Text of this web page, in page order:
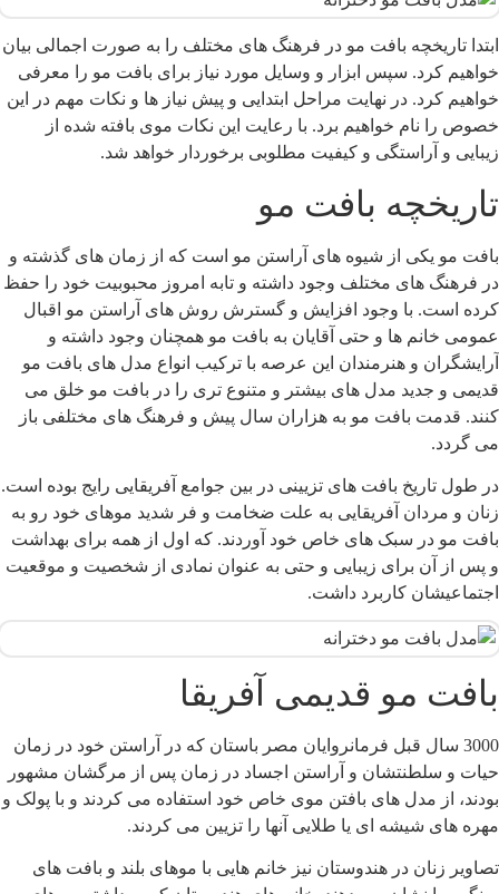
تاریخچه بافت مو در فرهنگ های مختلف را به صورت اجمالی بیان
کرد. سپس ابزار و وسایل مورد نیاز برای بافت مو را معرفی
کرد. در نهایت مراحل ابتدایی و پیش نیاز ها و نکات مهم در این
را نام خواهیم برد. با رعایت این نکات موی بافته شده از
و آراستگی و کیفیت مطلوبی برخوردار خواهد شد.
بافت مو
مو یکی از شیوه های آراستن مو است که از زمان های گذشته و
فرهنگ های مختلف وجود داشته و تابه امروز محبوبیت خود را حفظ
است. با وجود افزایش و گسترش روش های آراستن مو اقبال
خانم ها و حتی آقایان به بافت مو همچنان وجود داشته و
و هنرمندان این عرصه با ترکیب انواع مدل های بافت مو
و جدید مدل های بیشتر و متنوع تری را در بافت مو خلق می
قدمت بافت مو به هزاران سال پیش و فرهنگ های مختلفی باز
گردد.
طول تاریخ بافت های تزیینی در بین جوامع آفریقایی رایج بوده است.
و مردان آفریقایی به علت ضخامت و فر شدید موهای خود رو به
مو در سبک های خاص خود آوردند. که اول از همه برای بهداشت
پس از آن برای زیبایی و حتی به عنوان نمادی از شخصیت و موقعیت
کاربرد داشت.
مو قدیمی آفریقا
3000 سال قبل فرمانروایان مصر باستان که در آراستن خود در زمان
و سلطنتشان و آراستن اجساد در زمان پس از مرگشان مشهور
از مدل های بافتن موی خاص خود استفاده می کردند و با پولک و
های شیشه ای یا طلایی آنها را تزیین می کردند.
زنان در هندوستان نیز خانم هایی با موهای بلند و بافت های